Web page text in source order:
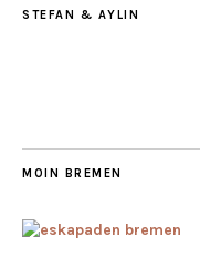
STEFAN & AYLIN
MOIN BREMEN